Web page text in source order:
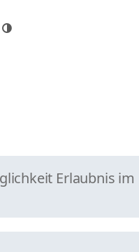
Erlaubnis im